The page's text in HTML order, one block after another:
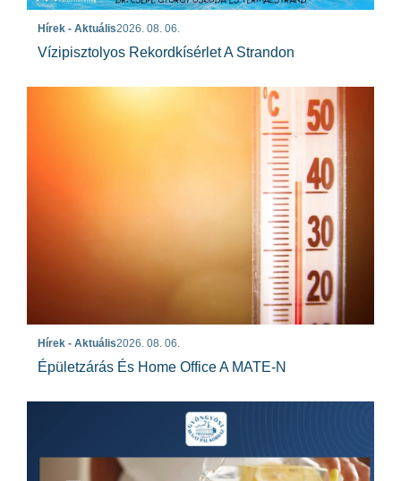
Hírek - Aktuális2026. 08. 06.
Vízipisztolyos Rekordkísérlet A Strandon
Hírek - Aktuális2026. 08. 06.
Épületzárás És Home Office A MATE-N